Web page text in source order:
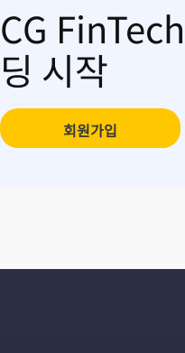
CG
딩 시작
회원가입